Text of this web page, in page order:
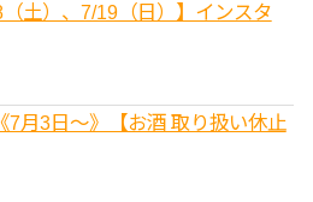
）、7/19（日）】インスタ
7月3日～》【お酒 取り扱い休止